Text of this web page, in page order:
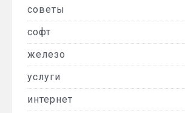
советы
софт
железо
услуги
интернет